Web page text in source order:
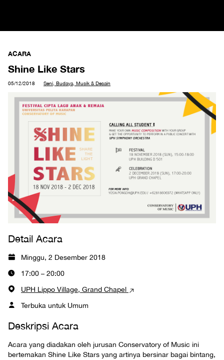
ACARA
Shine Like Stars
05/12/2018 Seni, Budaya, Musik & Desain
Detail Acara
Minggu, 2 Desember 2018
17:00 – 20:00
UPH Lippo Village, Grand Chapel
Terbuka untuk Umum
Deskripsi Acara
Acara yang diadakan oleh jurusan Conservatory of Music ini
bertemakan Shine Like Stars yang artinya bersinar bagai bintang,